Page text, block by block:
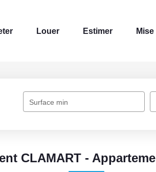
Louer Estimer
Surface min
CLAMART -